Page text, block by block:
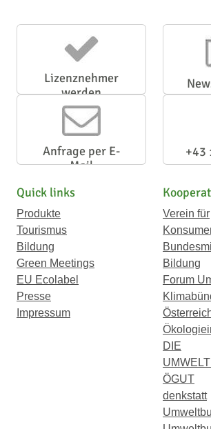
Lizenznehmer
werden
Anfrage per E-
Mail
+43
Quick links
Produkte
Tourismus
Bildung
Green Meetings
EU Ecolabel
Presse
Impressum
Verein für
Bildung
Forum
DIE
ÖGUT
denkstatt